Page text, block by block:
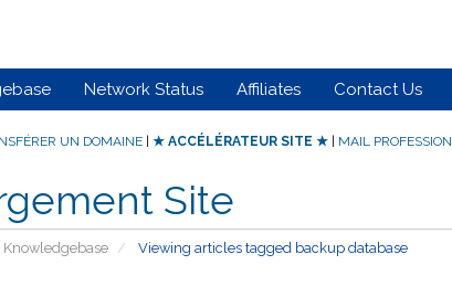
Network Status Affiliates Contact Us
UN DOMAINE| ★ ACCÉLÉRATEUR SITE ★| MAIL
Site
Knowledgebase Viewing articles tagged backup database